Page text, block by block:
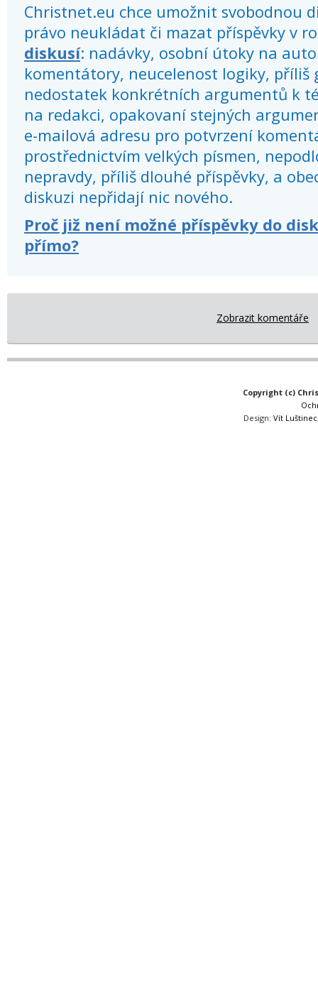
Christnet.eu chce umožnit svobodnou
právo neukládat či mazat příspěvky v
diskusí: nadávky, osobní útoky na
komentátory, neucelenost logiky, příliš
nedostatek konkrétních argumentů k
na redakci, opakovaní stejných
e-mailová adresu pro potvrzení
prostřednictvím velkých písmen,
nepravdy, příliš dlouhé příspěvky, a
diskuzi nepřidají nic nového.
Proč již není možné příspěvky do
přímo?
Zobrazit komentáře
Copyright (c)
Design:Vít Luštinec